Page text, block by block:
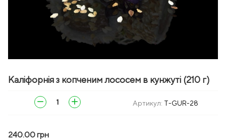
Каліфорнія з копченим лососем в кунжуті (210 г)
remove add Артикул: T-GUR-28
240.00 грн